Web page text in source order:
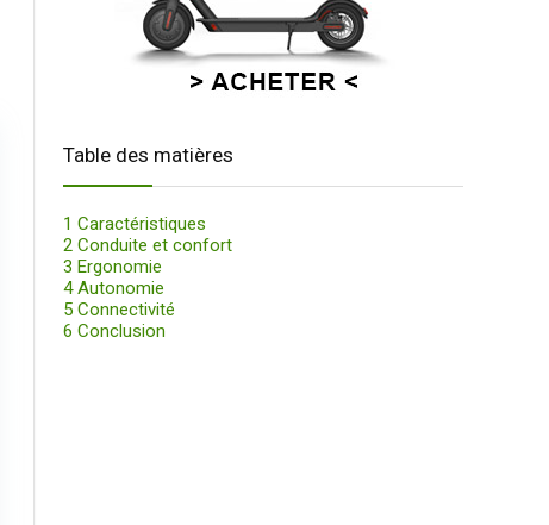
Table des matières
1 Caractéristiques
2 Conduite et confort
3 Ergonomie
4Autonomie
5 Connectivité
6 Conclusion